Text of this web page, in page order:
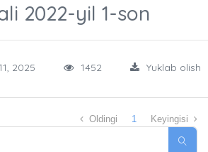
2022-yil 1-son
2025 1452 Yuklab olish
Oldingi 1 Keyingisi